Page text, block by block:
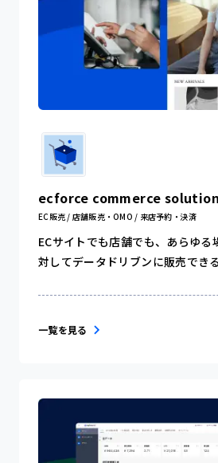
ecforce commerce solution
EC販売 / 店舗販売・OMO / 来店予約・決済
ECサイトでも店舗でも、あらゆる
対してデータドリブンに販売でき
一覧を見る